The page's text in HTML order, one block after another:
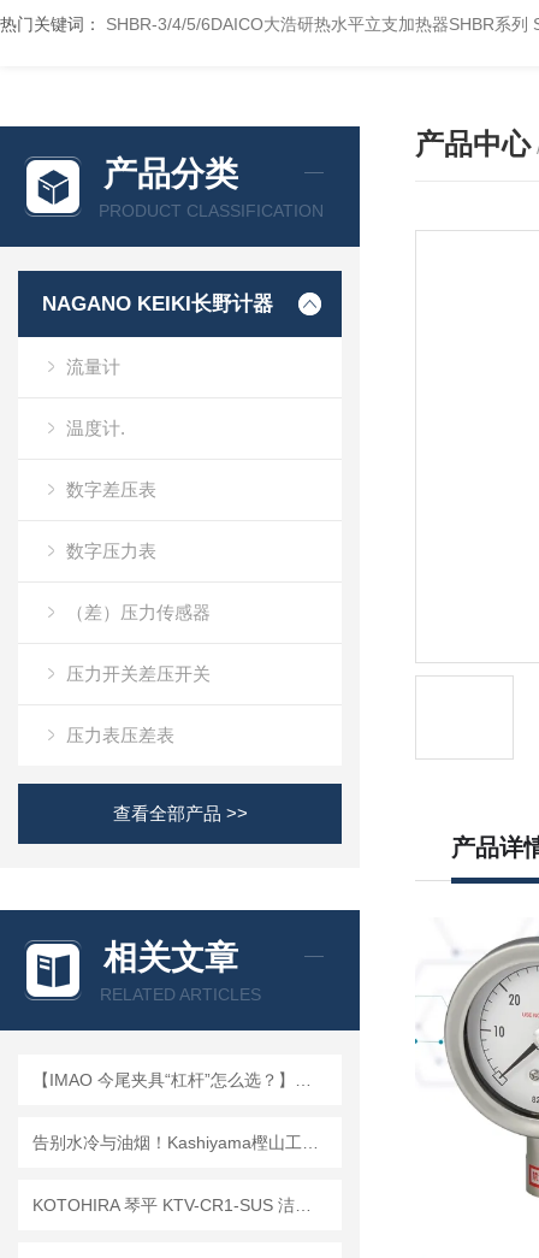
热门关键词： SHBR-3/4/5/6DAICO大浩研热水平立支加热器SHBR系列
产品分类
PRODUCT CLASSIFICATION
NAGANO KEIKI长野计器
流量计
温度计.
数字差压表
数字压力表
（差）压力传感器
压力开关差压开关
压力表压差表
查看全部产品 >>
相关文章
RELATED ARTICLES
产品中心
产品详